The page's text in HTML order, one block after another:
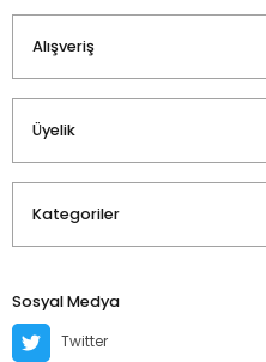
Alışveriş
Üyelik
Kategoriler
Sosyal Medya
Twitter